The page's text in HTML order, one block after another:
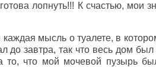
лопнуть!!! К счастью, мои
мысль о туалете, в
до завтра, так что весь дом
то, что мой мочевой пузырь